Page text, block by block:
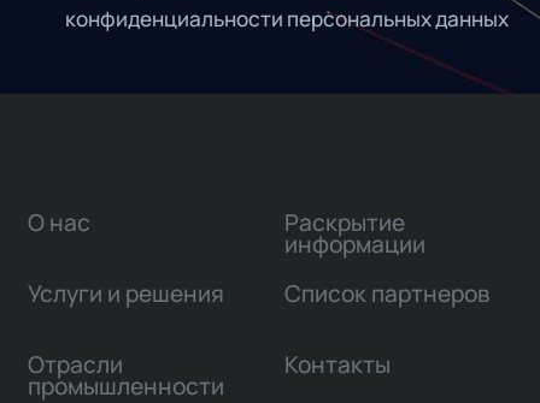
конфиденциальности персональных данных
О нас
Услуги и решения
Отрасли
промышленности
Раскрытие
информации
Список партнеров
Контакты